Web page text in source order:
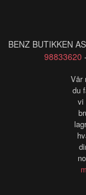
BENZ BUTIKKEN
98833620
Vår
du
vi